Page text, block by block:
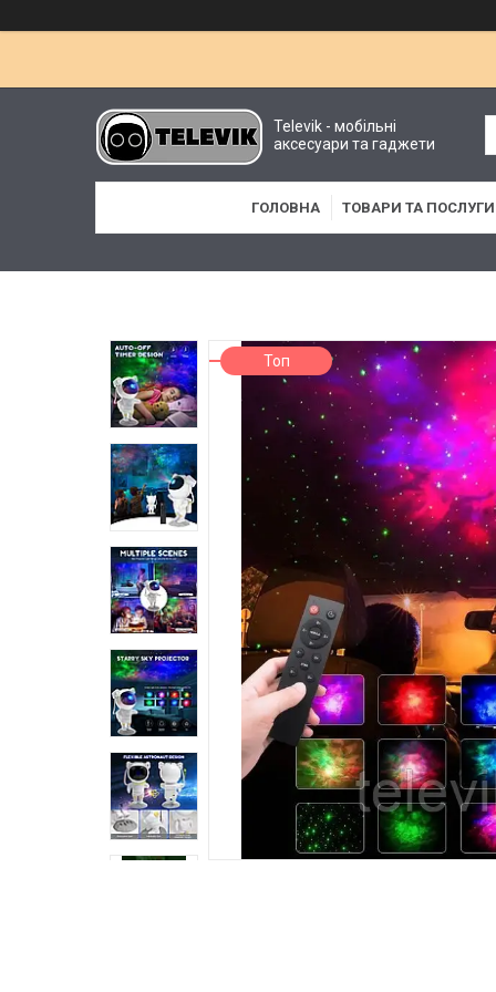
Televik - мобільні
аксесуари та гаджети
ГОЛОВНА ТОВАРИ ТА ПОСЛУГИ
Топ